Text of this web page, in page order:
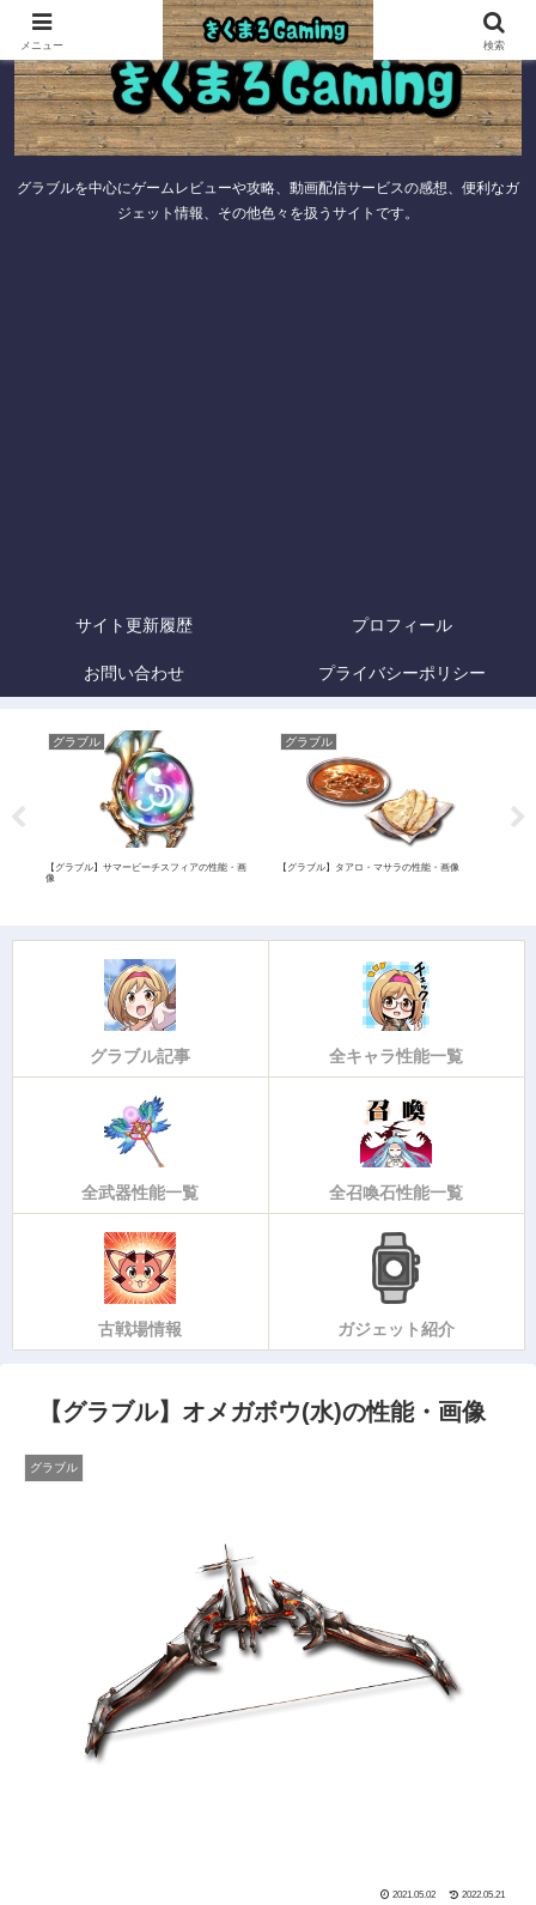
グラブルを中心にゲームレビューや攻略、動画配信サービスの感想、便利なガ
ジェット情報、その他色々を扱うサイトです。
サイト更新履歴 プロフィール
お問い合わせ プライバシーポリシー
グラブル
【グラブル】サマービーチスフィアの性能・画
像
グラブル
【グラブル】タアロ・マサラの性能・画像
グラブル記事 全キャラ性能一覧
全武器性能一覧 全召喚石性能一覧
古戦場情報 ガジェット紹介
【グラブル】オメガボウ(水)の性能・画像
グラブル
2021.05.02 2022.05.21
メニュー 検索